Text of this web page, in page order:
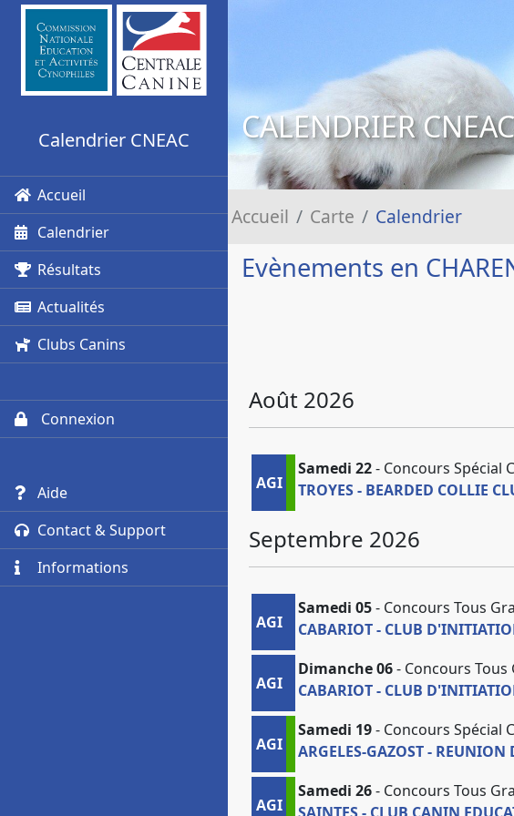
Calendrier CNEAC
Accueil
Calendrier
Résultats
Actualités
Clubs Canins
Connexion
Aide
Contact & Support
Informations
CALENDRIER CNEAC
Accueil Carte Calendrier
Evènements en
Août 2026
AGI
Samedi 22- Concours Spécial
TROYES - BEARDED COLLIE
Septembre 2026
AGI
Samedi 05- Concours Tous
CABARIOT - CLUB
AGI
Dimanche 06- Concours
CABARIOT - CLUB
AGI
Samedi 19- Concours Spécial
ARGELES-GAZOST - REUNION
AGI
Samedi 26- Concours Tous